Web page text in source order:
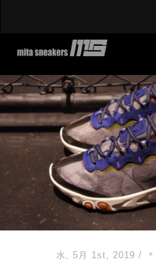
水, 5月 1st, 2019 /